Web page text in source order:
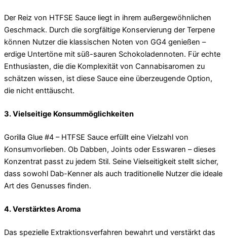
Der Reiz von HTFSE Sauce liegt in ihrem außergewöhnlichen
Geschmack. Durch die sorgfältige Konservierung der Terpene
können Nutzer die klassischen Noten von GG4 genießen –
erdige Untertöne mit süß-sauren Schokoladennoten. Für echte
Enthusiasten, die die Komplexität von Cannabisaromen zu
schätzen wissen, ist diese Sauce eine überzeugende Option,
die nicht enttäuscht.
3. Vielseitige Konsummöglichkeiten
Gorilla Glue #4 – HTFSE Sauce erfüllt eine Vielzahl von
Konsumvorlieben. Ob Dabben, Joints oder Esswaren – dieses
Konzentrat passt zu jedem Stil. Seine Vielseitigkeit stellt sicher,
dass sowohl Dab-Kenner als auch traditionelle Nutzer die ideale
Art des Genusses finden.
4. Verstärktes Aroma
Das spezielle Extraktionsverfahren bewahrt und verstärkt das